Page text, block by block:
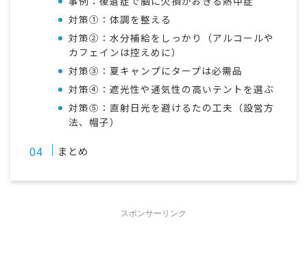
対策①：体調を整える
対策②：水分補給をしっかり（アルコールや
カフェインは控えめに）
対策③：夏キャンプにタープは必需品
対策④：遮光性や通気性の高いテントを選ぶ
対策⑤：直射日光を避けるたの工夫（設営方
法、帽子）
まとめ
スポンサーリンク